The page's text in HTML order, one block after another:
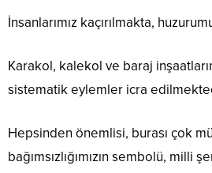
İnsanlarımız kaçırılmakta,
Karakol, kalekol ve baraj
sistematik eylemler icra
Hepsinden önemlisi, burası çok
bağımsızlığımızın sembolü, milli